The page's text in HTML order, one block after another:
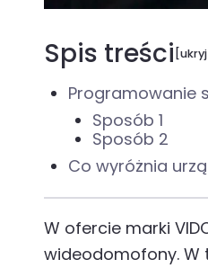
Spis treści
Programowanie
Sposób 1
Sposób 2
Co wyróżnia
W ofercie marki
wideodomofony. W